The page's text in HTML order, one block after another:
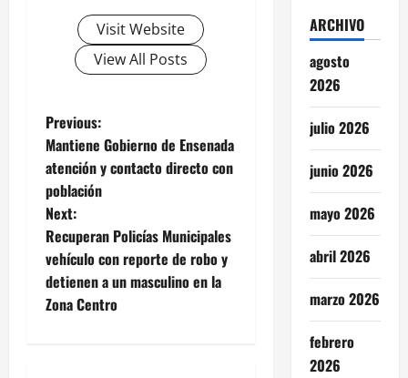
Visit Website
View All Posts
P
o
s
t
n
a
Previous:
Mantiene Gobierno de Ensenada
atención y contacto directo con
población
Next:
Recuperan Policías Municipales
vehículo con reporte de robo y
detienen a un masculino en la
Zona Centro
ARCHIVO
agosto
2026
julio 2026
junio 2026
mayo 2026
abril 2026
marzo 2026
febrero
2026